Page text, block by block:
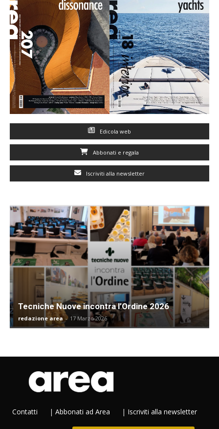
Edicola web
Abbonati e regala
Iscriviti alla newsletter
Tecniche Nuove incontra l’Ordine 2026
redazione area - 17 Marzo 2026
Contatti | Abbonati ad Area | Iscriviti alla newsletter